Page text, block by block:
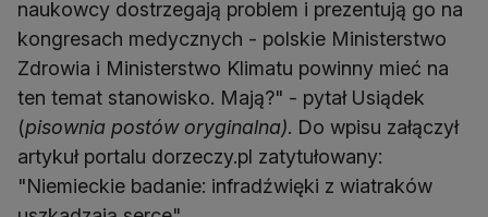
naukowcy dostrzegają problem i prezentują go na
kongresach medycznych - polskie Ministerstwo
Zdrowia i Ministerstwo Klimatu powinny mieć na
ten temat stanowisko. Mają?⁩" - pytał Usiądek
(pisownia postów oryginalna). Do wpisu załączył
artykuł portalu dorzeczy.pl zatytułowany:
"Niemieckie badanie: infradźwięki z wiatraków